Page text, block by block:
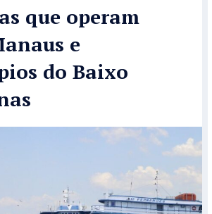
que operam
e
do Baixo